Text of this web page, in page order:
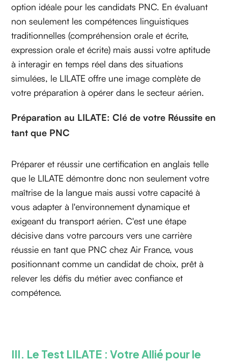
option idéale pour les candidats PNC. En évaluant
non seulement les compétences linguistiques
traditionnelles (compréhension orale et écrite,
expression orale et écrite) mais aussi votre aptitude
à interagir en temps réel dans des situations
simulées, le LILATE offre une image complète de
votre préparation à opérer dans le secteur aérien.
Préparation au LILATE: Clé de votre Réussite en
tant que PNC
Préparer et réussir une certification en anglais telle
que le LILATE démontre donc non seulement votre
maîtrise de la langue mais aussi votre capacité à
vous adapter à l'environnement dynamique et
exigeant du transport aérien. C'est une étape
décisive dans votre parcours vers une carrière
réussie en tant que PNC chez Air France, vous
positionnant comme un candidat de choix, prêt à
relever les défis du métier avec confiance et
compétence.
III. Le Test LILATE : Votre Allié pour le